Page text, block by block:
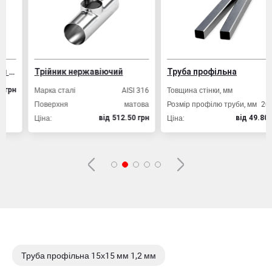
Вибрати склад
Трійник нержавіючий
Марка сталі
AISI 316
Поверхня
матова
вiд 512.50 грн
Труба профільна
Товщина стінки, мм
Розмір профілю труби, мм 20х20
Ціна:
вiд 49.80 грн
Труба профільна 15х15 мм 1,2 мм